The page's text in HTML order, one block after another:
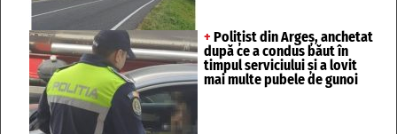
+ Polițist din Argeș, anchetat
după ce a condus băut în
timpul serviciului și a lovit
mai multe pubele de gunoi